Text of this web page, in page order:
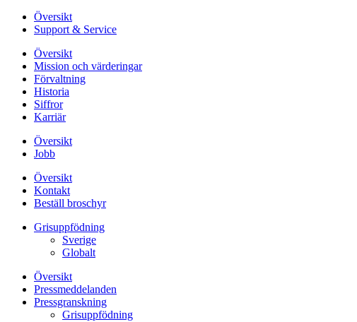
Översikt
Support & Service
Översikt
Mission och värderingar
Förvaltning
Historia
Siffror
Karriär
Översikt
Jobb
Översikt
Kontakt
Beställ broschyr
Grisuppfödning
Sverige
Globalt
Översikt
Pressmeddelanden
Pressgranskning
Grisuppfödning